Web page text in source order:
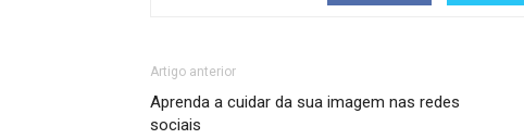
Artigo anterior
Aprenda a cuidar da sua imagem nas redes
sociais